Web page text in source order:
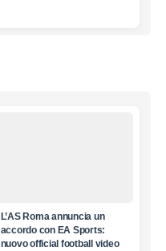
L’AS Roma annuncia un
accordo con EA Sports:
nuovo official football video